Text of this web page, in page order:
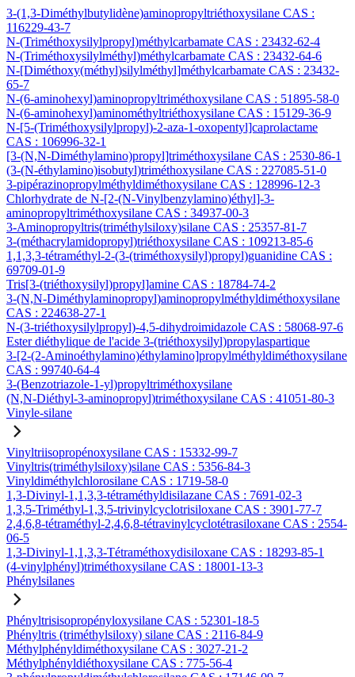
3-(1,3-Diméthylbutylidène)aminopropyltriéthoxysilane CAS :
116229-43-7
N-(Triméthoxysilylpropyl)méthylcarbamate CAS : 23432-62-4
N-(Triméthoxysilylméthyl)méthylcarbamate CAS : 23432-64-6
N-[Diméthoxy(méthyl)silylméthyl]méthylcarbamate CAS : 23432-
65-7
N-(6-aminohexyl)aminopropyltriméthoxysilane CAS : 51895-58-0
N-(6-aminohexyl)aminométhyltriéthoxysilane CAS : 15129-36-9
N-[5-(Triméthoxysilylpropyl)-2-aza-1-oxopentyl]caprolactame
CAS : 106996-32-1
[3-(N,N-Diméthylamino)propyl]triméthoxysilane CAS : 2530-86-1
(3-(N-éthylamino)isobutyl)triméthoxysilane CAS : 227085-51-0
3-pipérazinopropylméthyldiméthoxysilane CAS : 128996-12-3
Chlorhydrate de N-[2-(N-Vinylbenzylamino)éthyl]-3-
aminopropyltriméthoxysilane CAS : 34937-00-3
3-Aminopropyltris(triméthylsiloxy)silane CAS : 25357-81-7
3-(méthacrylamidopropyl)triéthoxysilane CAS : 109213-85-6
1,1,3,3-tétraméthyl-2-(3-(triméthoxysilyl)propyl)guanidine CAS :
69709-01-9
Tris[3-(triéthoxysilyl)propyl]amine CAS : 18784-74-2
3-(N,N-Diméthylaminopropyl)aminopropylméthyldiméthoxysilane
CAS : 224638-27-1
N-(3-triéthoxysilylpropyl)-4,5-dihydroimidazole CAS : 58068-97-6
Ester diéthylique de l'acide 3-(triéthoxysilyl)propylaspartique
3-[2-(2-Aminoéthylamino)éthylamino]propylméthyldiméthoxysilane
CAS : 99740-64-4
3-(Benzotriazole-1-yl)propyltriméthoxysilane
(N,N-Diéthyl-3-aminopropyl)triméthoxysilane CAS : 41051-80-3
Vinyle-silane
Vinyltriisopropénoxysilane CAS : 15332-99-7
Vinyltris(triméthylsiloxy)silane CAS : 5356-84-3
Vinyldiméthylchlorosilane CAS : 1719-58-0
1,3-Divinyl-1,1,3,3-tétraméthyldisilazane CAS : 7691-02-3
1,3,5-Triméthyl-1,3,5-trivinylcyclotrisiloxane CAS : 3901-77-7
2,4,6,8-tétraméthyl-2,4,6,8-tétravinylcyclotétrasiloxane CAS : 2554-
06-5
1,3-Divinyl-1,1,3,3-Tétraméthoxydisiloxane CAS : 18293-85-1
(4-vinylphényl)triméthoxysilane CAS : 18001-13-3
Phénylsilanes
Phényltrisisopropényloxysilane CAS : 52301-18-5
Phényltris (triméthylsiloxy) silane CAS : 2116-84-9
Méthylphényldiméthoxysilane CAS : 3027-21-2
Méthylphényldiéthoxysilane CAS : 775-56-4